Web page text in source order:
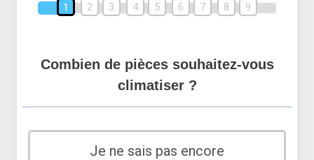
1 2 3 4 5 6 7 8 9
Combien de pièces souhaitez-vous
climatiser ?
Je ne sais pas encore